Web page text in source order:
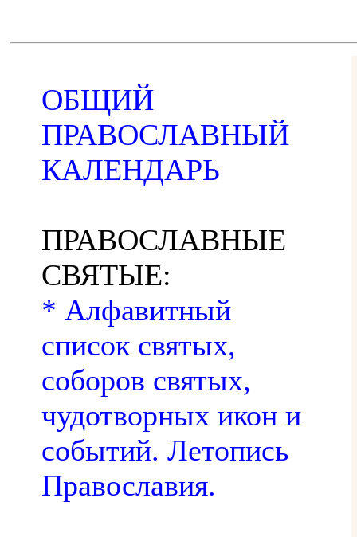
ОБЩИЙ
ПРАВОСЛАВНЫЙ
КАЛЕНДАРЬ
ПРАВОСЛАВНЫЕ
СВЯТЫЕ:
* Алфавитный
список святых,
соборов святых,
чудотворных икон и
событий. Летопись
Православия.